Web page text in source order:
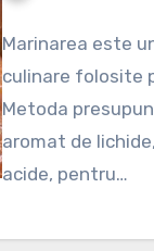
Marinarea este
culinare folosite
Metoda
aromat de
acide, pentru…